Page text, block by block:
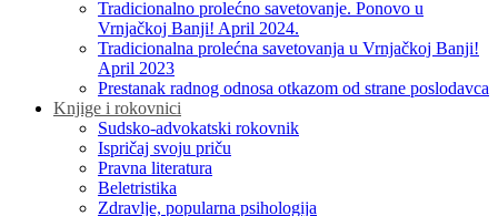
Tradicionalno prolećno savetovanje. Ponovo u
Vrnjačkoj Banji! April 2024.
Tradicionalna prolećna savetovanja u Vrnjačkoj Banji!
April 2023
Prestanak radnog odnosa otkazom od strane poslodavca
Knjige i rokovnici
Sudsko-advokatski rokovnik
Ispričaj svoju priču
Pravna literatura
Beletristika
Zdravlje, popularna psihologija